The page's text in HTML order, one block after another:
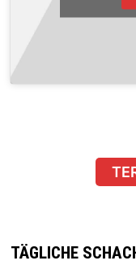
TÄGLICHE